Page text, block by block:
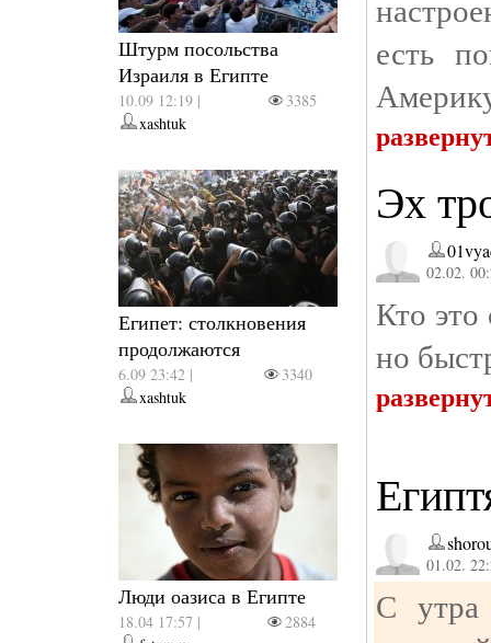
Штурм посольства
Израиля в Египте
10.09 12:19 |
3385
xashtuk
Египет: столкновения
продолжаются
6.09 23:42 |
3340
xashtuk
Люди оазиса в Египте
18.04 17:57 |
2884
есть
Эх
02.02.
Кто это
но
01.02.
С утра